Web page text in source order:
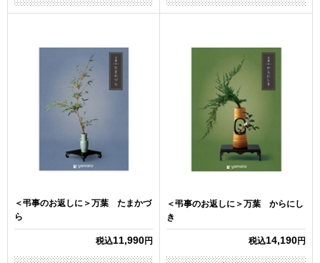
＜弔事のお返しに＞万葉 たまかづ
ら
税込11,990円
＜弔事のお返しに＞万葉 からにし
き
税込14,190円